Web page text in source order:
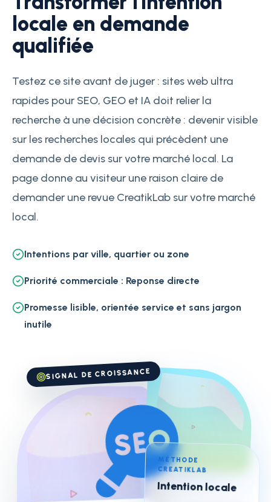
locale en demande
qualifiée
Testez ce site avant de juger : sites web ultra
rapides pour SEO, GEO et IA doit relier la
recherche à une décision concrète : devenir visible
sur les recherches locales qui précèdent une
demande de devis sur votre marché local. La
page donne au visiteur une raison claire de
demander une revue CreatikLab sur votre marché
local.
Intentions par ville, quartier ou zone
Priorité commerciale : Reponse directe
Promesse lisible, orientée service et sans jargon
inutile
SIGNAL DE CROISSANCE
MÉTHODE
CREATIKLAB
Intention locale